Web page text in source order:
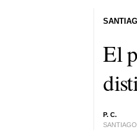
El
P. C.